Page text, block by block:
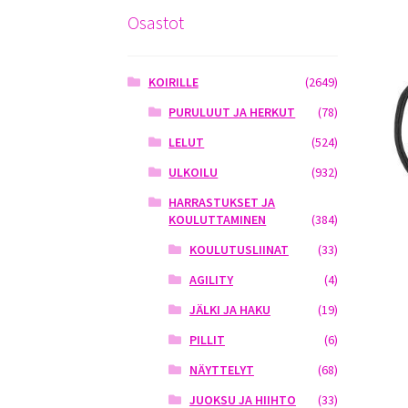
Osastot
KOIRILLE
(2649)
PURULUUT JA HERKUT
(78)
LELUT
(524)
ULKOILU
(932)
HARRASTUKSET JA
KOULUTTAMINEN
(384)
KOULUTUSLIINAT
(33)
AGILITY
(4)
JÄLKI JA HAKU
(19)
PILLIT
(6)
NÄYTTELYT
(68)
JUOKSU JA HIIHTO
(33)